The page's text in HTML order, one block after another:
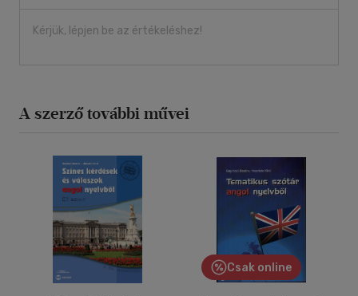
Kérjük, lépjen be az értékeléshez!
A szerző további művei
Csak online